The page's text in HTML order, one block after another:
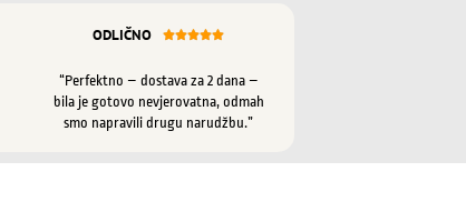
ODLIČNO 
“Perfektno – dostava za 2 dana –
bila je gotovo nevjerovatna, odmah
smo napravili drugu narudžbu.”